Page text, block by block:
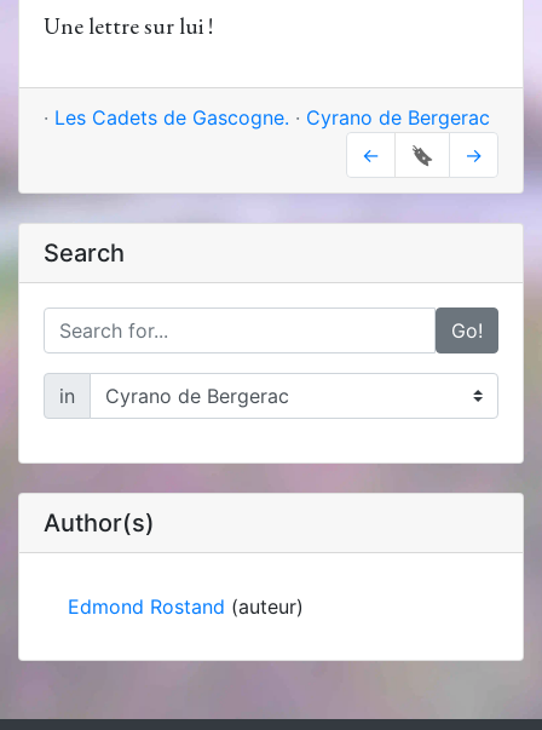
Une lettre sur lui !
· Les Cadets de Gascogne. · Cyrano de Bergerac
←
🔖 →
Search
Go!
in
Author(s)
Edmond Rostand (auteur)